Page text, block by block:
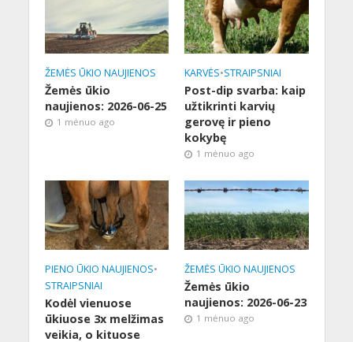
ŽEMĖS ŪKIO NAUJIENOS
Žemės ūkio
naujienos: 2026-06-25
1 mėnuo ago
KARVĖS•STRAIPSNIAI
Post-dip svarba: kaip
užtikrinti karvių
gerovę ir pieno
kokybę
1 mėnuo ago
PIENO ŪKIO NAUJIENOS•
STRAIPSNIAI
Kodėl vienuose
ūkiuose 3x melžimas
veikia, o kituose
ŽEMĖS ŪKIO NAUJIENOS
Žemės ūkio
naujienos: 2026-06-23
1 mėnuo ago